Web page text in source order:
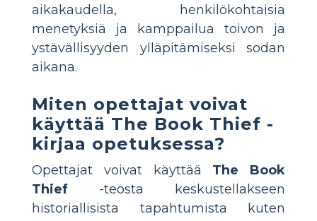
aikakaudella, henkilökohtaisia
menetyksiä ja kamppailua toivon ja
ystävällisyyden ylläpitämiseksi sodan
aikana.
Miten opettajat voivat
käyttää The Book Thief -
kirjaa opetuksessa?
Opettajat voivat käyttää The Book
Thief -teosta keskustellakseen
historiallisista tapahtumista kuten